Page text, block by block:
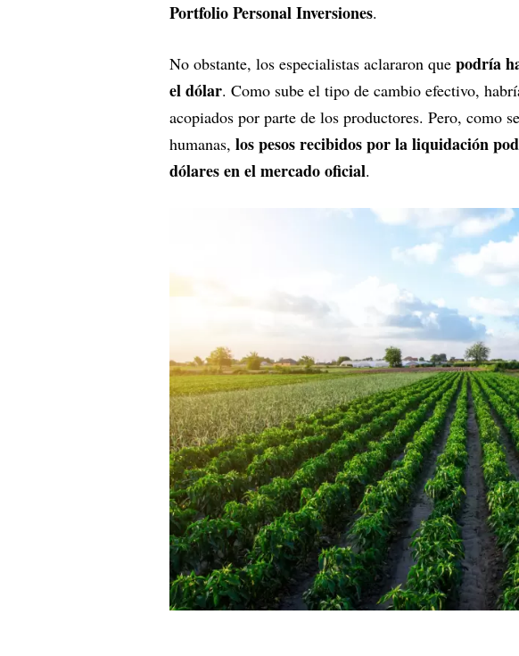
Portfolio Personal Inversiones.
No obstante, los especialistas aclararon que podría
el dólar. Como sube el tipo de cambio efectivo,
acopiados por parte de los productores. Pero, como
humanas, los pesos recibidos por la liquidación
dólares en el mercado oficial.